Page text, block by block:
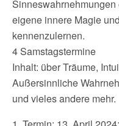
Sinneswahrnehmungen
eigene innere Magie
kennenzulernen.
4 Samstagstermine
Inhalt: über Träume,
Außersinnliche
und vieles andere mehr.